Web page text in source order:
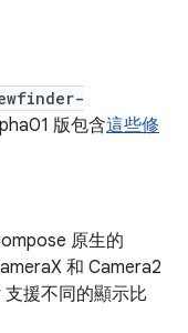
版包含這些修
原生的
和 Camera2
援不同的顯示比